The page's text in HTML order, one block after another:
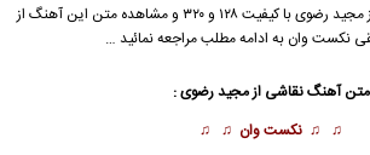
مجید رضوی
با کیفیت ۱۲۸ و ۳۲۰ و مشاهده متن این آهنگ از
نکست وان به ادامه مطلب مراجعه نمائید …
متن آهنگ نقاشی ازمجید رضوی:
♫ ♫ نکست وان ♫ ♫